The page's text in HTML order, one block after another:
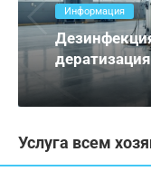
Информация
Как
волос и не
Услуга всем